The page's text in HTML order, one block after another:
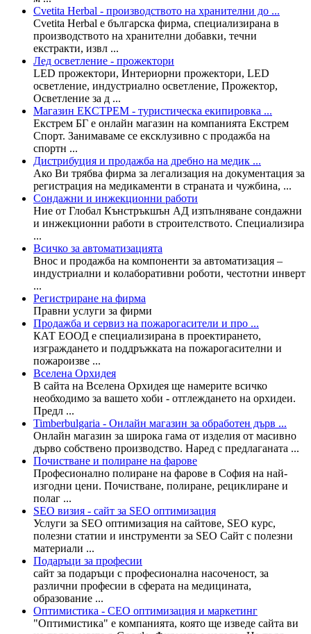
Cvetita Herbal - производството на хранителни до ...
Cvetita Herbal e българска фирма, специализирана в
производството на хранителни добавки, течни
екстракти, извл ...
Лед осветление - прожектори
LED прожектори, Интериорни прожектори, LED
осветление, индустриално осветление, Прожектор,
Осветление за д ...
Магазин ЕКСТРЕМ - туристическа екипировка ...
Екстрем БГ е онлайн магазин на компанията Екстрем
Спорт. Занимаваме се ексклузивно с продажба на
спортн ...
Дистрибуция и продажба на дребно на медик ...
Ако Ви трябва фирма за легализация на документация за
регистрация на медикаменти в страната и чужбина, ...
Сондажни и инжекционни работи
Ние от Глобал Кънстръкшън АД изпълняване сондажни
и инжекционни работи в строителството. Специализира
...
Всичко за автоматизацията
Внос и продажба на компоненти за автоматизация –
индустриални и колаборативни роботи, честотни инверт
...
Регистриране на фирма
Правни услуги за фирми
Продажба и сервиз на пожарогасители и про ...
КАТ ЕООД е специализирана в проектирането,
изграждането и поддръжката на пожарогасителни и
пожароизве ...
Вселена Орхидея
В сайта на Вселена Орхидея ще намерите всичко
необходимо за вашето хоби - отглеждането на орхидеи.
Предл ...
Timberbulgaria - Онлайн магазин за обработен дърв ...
Онлайн магазин за широка гама от изделия от масивно
дърво собствено производство. Наред с предлаганата ...
Почистване и полиране на фарове
Професионално полиране на фарове в София на най-
изгодни цени. Почистване, полиране, рециклиране и
полаг ...
SEO визия - сайт за SEO оптимизация
Услуги за SEO оптимизация на сайтове, SEO курс,
полезни статии и инструменти за SEO Сайт с полезни
материали ...
Подаръци за професии
сайт за подаръци с професионална насоченост, за
различни професии в сферата на медицината,
образование ...
Оптимистика - СЕО оптимизация и маркетинг
"Оптимистика" е компанията, която ще изведе сайта ви